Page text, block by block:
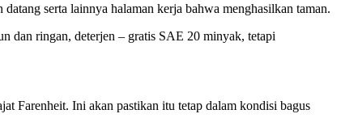
serta lainnya halaman kerja bahwa menghasilkan taman.
dan ringan, deterjen – gratis SAE 20 minyak, tetapi
Farenheit. Ini akan pastikan itu tetap dalam kondisi bagus